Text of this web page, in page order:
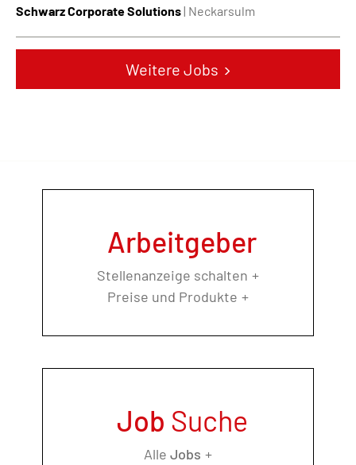
Schwarz Corporate Solutions| Neckarsulm
Weitere Jobs
Arbeitgeber
Stellenanzeige schalten
Preise und Produkte
Job Suche
Alle Jobs